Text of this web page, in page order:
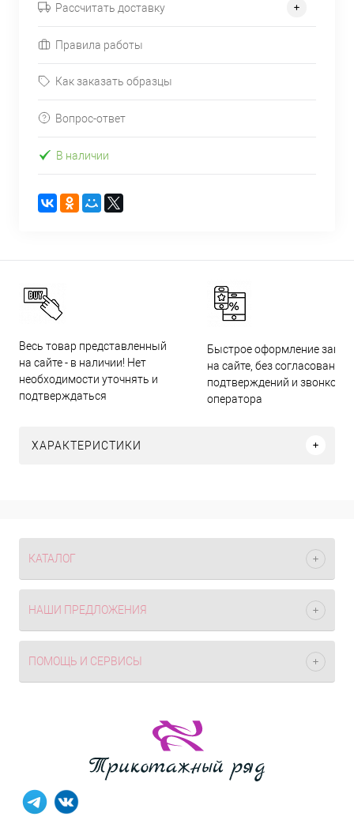
Рассчитать доставку
Правила работы
Как заказать образцы
Вопрос-ответ
В наличии
Весь товар представленный
на сайте - в наличии! Нет
необходимости уточнять и
подтверждаться
Быстрое оформление
на сайте, без согласований,
подтверждений и звонков
оператора
ХАРАКТЕРИСТИКИ
КАТАЛОГ
НАШИ ПРЕДЛОЖЕНИЯ
ПОМОЩЬ И СЕРВИСЫ